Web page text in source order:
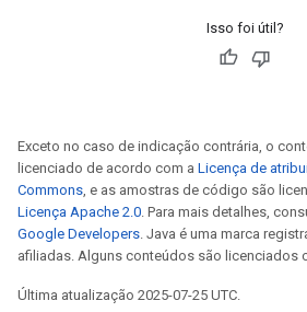
Isso foi útil?
Exceto no caso de indicação contrária, o
licenciado de acordo com a Licença de
Commons, e as amostras de código são
Licença Apache 2.0. Para mais detalhes,
Google Developers. Java é uma marca
afiliadas. Alguns conteúdos são licenciados
Última atualização 2025-07-25 UTC.